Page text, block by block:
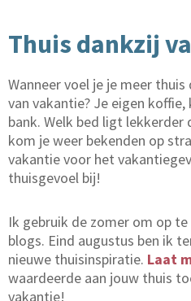
Thuis dankzij
Wanneer voel je je meer
van vakantie? Je eigen koffie,
bank. Welk bed ligt lekkerder
kom je weer bekenden op
vakantie voor het
thuisgevoel bij!
Ik gebruik de zomer om op
blogs. Eind augustus ben ik
nieuwe thuisinspiratie. Laat
waardeerde aan jouw thuis
vakantie!